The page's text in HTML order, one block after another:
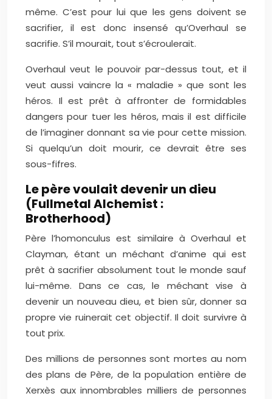
même. C’est pour lui que les gens doivent se
sacrifier, il est donc insensé qu’Overhaul se
sacrifie. S’il mourait, tout s’écroulerait.
Overhaul veut le pouvoir par-dessus tout, et il
veut aussi vaincre la « maladie » que sont les
héros. Il est prêt à affronter de formidables
dangers pour tuer les héros, mais il est difficile
de l’imaginer donnant sa vie pour cette mission.
Si quelqu’un doit mourir, ce devrait être ses
sous-fifres.
Le père voulait devenir un dieu
(Fullmetal Alchemist :
Brotherhood)
Père l’homonculus est similaire à Overhaul et
Clayman, étant un méchant d’anime qui est
prêt à sacrifier absolument tout le monde sauf
lui-même. Dans ce cas, le méchant vise à
devenir un nouveau dieu, et bien sûr, donner sa
propre vie ruinerait cet objectif. Il doit survivre à
tout prix.
Des millions de personnes sont mortes au nom
des plans de Père, de la population entière de
Xerxès aux innombrables milliers de personnes